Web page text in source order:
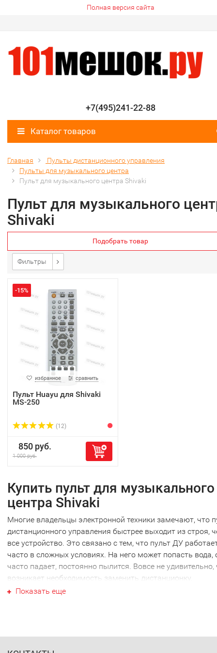
Полная версия сайта
+7(495)241-22-88
Каталог товаров
Главная
Пульты дистанционного управления
Пульты для музыкального центра
Пульт для музыкального центра Shivaki
Пульт для музыкального
Shivaki
Подобрать товар
Фильтры
-15%
избранное сравнить
Пульт Huayu для Shivaki
MS-250
(12)
850 руб.
1 000 руб.
Купить пульт для музыкального
центра Shivaki
Многие владельцы электронной техники замечают, что
дистанционного управления быстрее выходит из строя,
все устройство. Это связано с тем, что пульт ДУ
часто в сложных условиях. На него может попасть вода,
часто падает, постоянно пылится. Вовсе не удивительно,
возникает необходимость заменить дистанционку.
Ваш пульт для музыкального
Показать еще